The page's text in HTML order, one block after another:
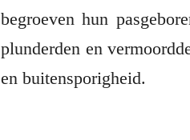
begroeven hun
plunderden en
en buitensporigheid.